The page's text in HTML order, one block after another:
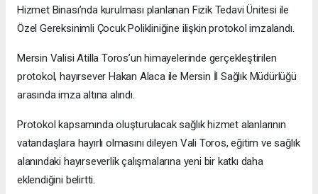
Hizmet Binası’nda kurulması planlanan Fizik Tedavi Ünitesi ile
Özel Gereksinimli Çocuk Polikliniğine ilişkin protokol imzalandı.
Mersin Valisi Atilla Toros’un himayelerinde gerçekleştirilen
protokol, hayırsever Hakan Alaca ile Mersin İl Sağlık Müdürlüğü
arasında imza altına alındı.
Protokol kapsamında oluşturulacak sağlık hizmet alanlarının
vatandaşlara hayırlı olmasını dileyen Vali Toros, eğitim ve sağlık
alanındaki hayırseverlik çalışmalarına yeni bir katkı daha
eklendiğini belirtti.